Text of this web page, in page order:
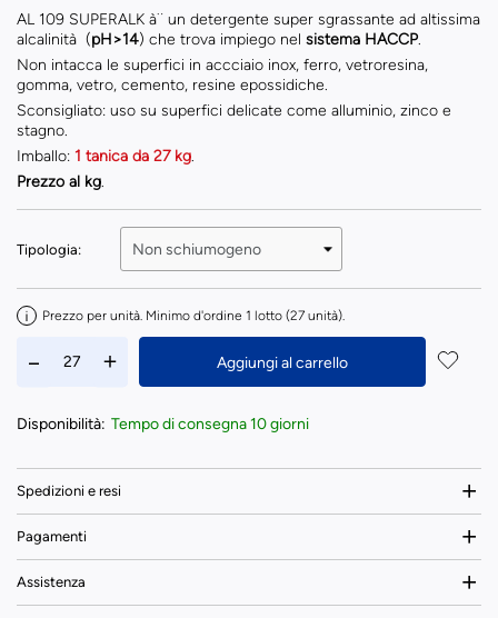
AL 109 SUPERALK à¨ un detergente super sgrassante ad altissima
alcalinità (pH>14) che trova impiego nel sistema HACCP.
Non intacca le superfici in accciaio inox, ferro, vetroresina,
gomma, vetro, cemento, resine epossidiche.
Sconsigliato: uso su superfici delicate come alluminio, zinco e
stagno.
Imballo: 1 tanica da 27 kg.
Prezzo al kg.
Tipologia:
Prezzo per unità. Minimo d'ordine 1 lotto (27 unità).
Aggiungi al carrello
Disponibilità: Tempo di consegna 10 giorni
Spedizioni e resi
Pagamenti
Assistenza